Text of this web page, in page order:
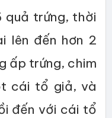
quả trứng, thời
lên đến hơn 2
ấp trứng, chim
cái tổ giả, và
đến với cái tổ